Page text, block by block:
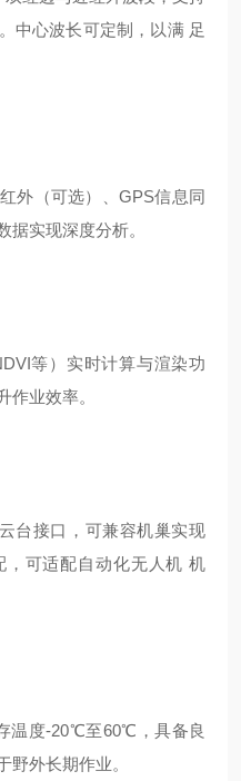
中心波长可定制，以满 足
外（可选）、GPS信息同
据实现深度分析。
等）实时计算与渲染功
作业效率。
台接口，可兼容机巢实现
，可适配自动化无人机 机
温度-20℃至60℃，具备良
野外长期作业。